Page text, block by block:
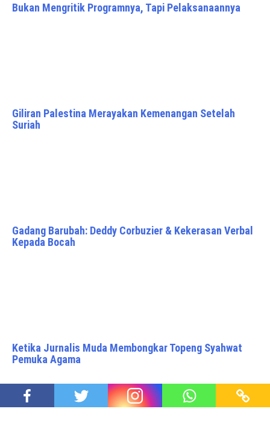
Bukan Mengritik Programnya, Tapi Pelaksanaannya
Giliran Palestina Merayakan Kemenangan Setelah
Suriah
Gadang Barubah: Deddy Corbuzier & Kekerasan Verbal
Kepada Bocah
Ketika Jurnalis Muda Membongkar Topeng Syahwat
Pemuka Agama